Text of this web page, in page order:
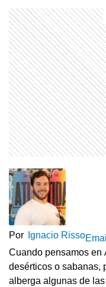
Por Ignacio RissoEmail
Cuando pensamos en
desérticos o sabanas,
alberga algunas de